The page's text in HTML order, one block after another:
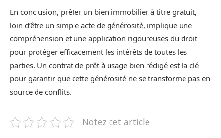
En conclusion, prêter un bien immobilier à titre gratuit,
loin d’être un simple acte de générosité, implique une
compréhension et une application rigoureuses du droit
pour protéger efficacement les intérêts de toutes les
parties. Un contrat de prêt à usage bien rédigé est la clé
pour garantir que cette générosité ne se transforme pas en
source de conflits.
Notez cet article